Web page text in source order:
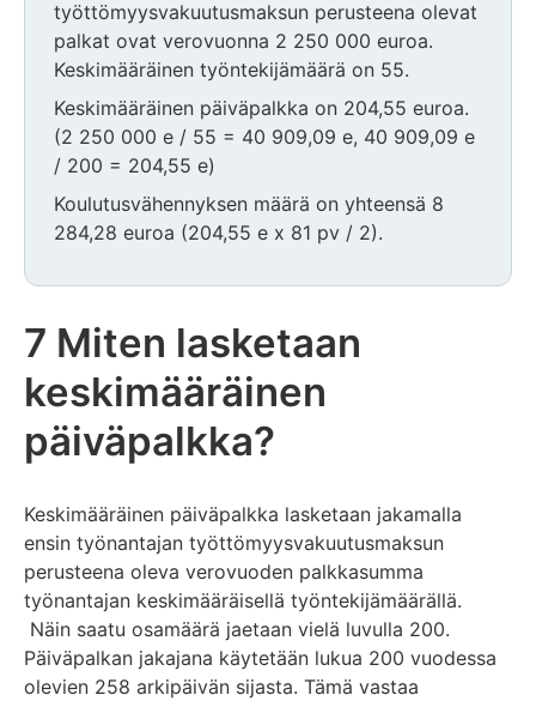
työttömyysvakuutusmaksun perusteena olevat
palkat ovat verovuonna 2 250 000 euroa.
Keskimääräinen työntekijämäärä on 55.
Keskimääräinen päiväpalkka on 204,55 euroa.
(2 250 000 e / 55 = 40 909,09 e, 40 909,09 e
/ 200 = 204,55 e)
Koulutusvähennyksen määrä on yhteensä 8
284,28 euroa (204,55 e x 81 pv / 2).
7 Miten lasketaan
keskimääräinen
päiväpalkka?
Keskimääräinen päiväpalkka lasketaan jakamalla
ensin työnantajan työttömyysvakuutusmaksun
perusteena oleva verovuoden palkkasumma
työnantajan keskimääräisellä työntekijämäärällä.
Näin saatu osamäärä jaetaan vielä luvulla 200.
Päiväpalkan jakajana käytetään lukua 200 vuodessa
olevien 258 arkipäivän sijasta. Tämä vastaa